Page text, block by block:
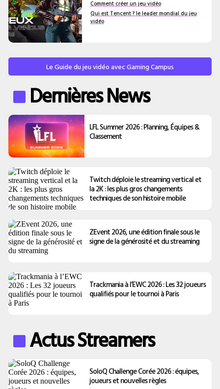
Comment créer un jeu vidéo
Qui est Tencent ? le leader mondial du jeu
vidéo
Le Guide du jeu vidéo avec Gaming Campus
Dernières News
LFL Summer 2026 : Planning, Équipes &
Classement
Twitch déploie le streaming vertical et
la 2K : les plus gros changements
techniques de son histoire mobile
ZEvent 2026, une édition finale sous le
signe de la générosité et du streaming
Trackmania à l’EWC 2026 : Les 32 joueurs
qualifiés pour le tournoi à Paris
Actus Streamers
SoloQ Challenge Corée 2026 : équipes,
joueurs et nouvelles règles